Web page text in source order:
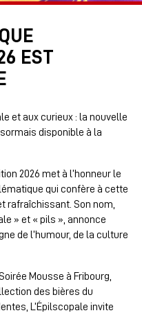
EST
et aux curieux : la nouvelle
disponible à la
2026 met à l’honneur le
qui confère à cette
rafraîchissant. Son nom,
» et « pils », annonce
de l’humour, de la culture
Mousse à Fribourg,
des bières du
L’Épilscopale invite